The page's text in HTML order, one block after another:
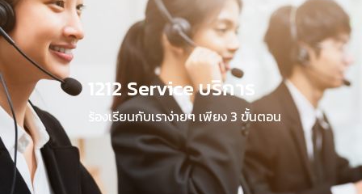
1212 Service บริการ
ร้องเรียนกับเราง่ายๆ เพียง 3 ขั้นตอน